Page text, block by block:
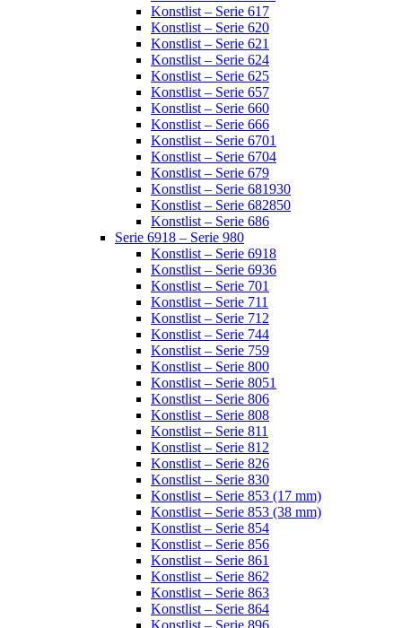
Konstlist – Serie 617
Konstlist – Serie 620
Konstlist – Serie 621
Konstlist – Serie 624
Konstlist – Serie 625
Konstlist – Serie 657
Konstlist – Serie 660
Konstlist – Serie 666
Konstlist – Serie 6701
Konstlist – Serie 6704
Konstlist – Serie 679
Konstlist – Serie 681930
Konstlist – Serie 682850
Konstlist – Serie 686
Serie 6918 – Serie 980
Konstlist – Serie 6918
Konstlist – Serie 6936
Konstlist – Serie 701
Konstlist – Serie 711
Konstlist – Serie 712
Konstlist – Serie 744
Konstlist – Serie 759
Konstlist – Serie 800
Konstlist – Serie 8051
Konstlist – Serie 806
Konstlist – Serie 808
Konstlist – Serie 811
Konstlist – Serie 812
Konstlist – Serie 826
Konstlist – Serie 830
Konstlist – Serie 853 (17 mm)
Konstlist – Serie 853 (38 mm)
Konstlist – Serie 854
Konstlist – Serie 856
Konstlist – Serie 861
Konstlist – Serie 862
Konstlist – Serie 863
Konstlist – Serie 864
Konstlist – Serie 896